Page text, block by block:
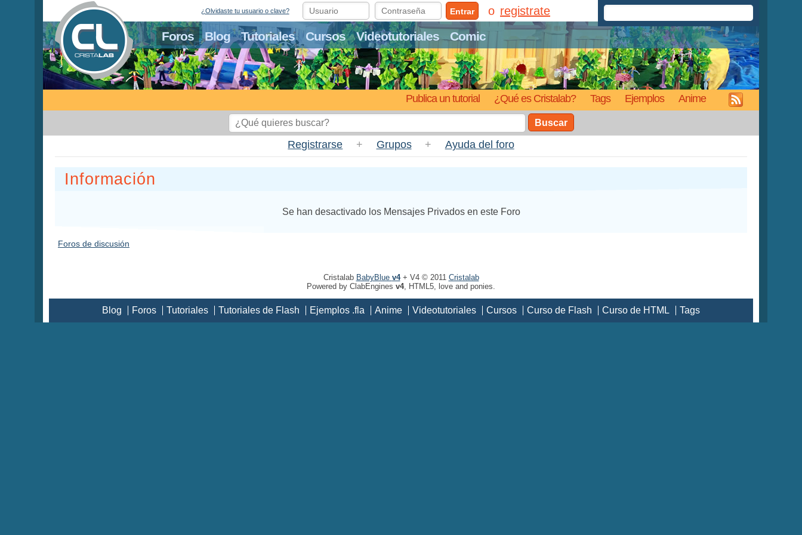
Foros Blog Tutoriales Cursos Videotutoriales Comic
Publica un tutorial ¿Qué es Cristalab? Tags Ejemplos Anime
¿Olvidaste tu usuario o clave? Entrar registrate
Buscar
Registrarse + Grupos + Ayuda del foro
Información
Se han desactivado los Mensajes Privados en este Foro
Foros de discusión
Cristalab BabyBlue v4+ V4 © 2011 Cristalab
Powered by ClabEngines v4, HTML5, love and ponies.
Blog Foros Tutoriales Tutoriales de Flash Ejemplos .fla Anime Videotutoriales Cursos Curso de Flash Curso de HTML Tags